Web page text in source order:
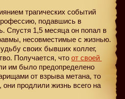
трагических событий
подавшись в
Спустя 1,5 месяца он попал в
несовместимые с жизнью.
своих бывших коллег,
Получается, что от своей
им было предопределено
от взрыва метана, то
продлили жизнь всего на